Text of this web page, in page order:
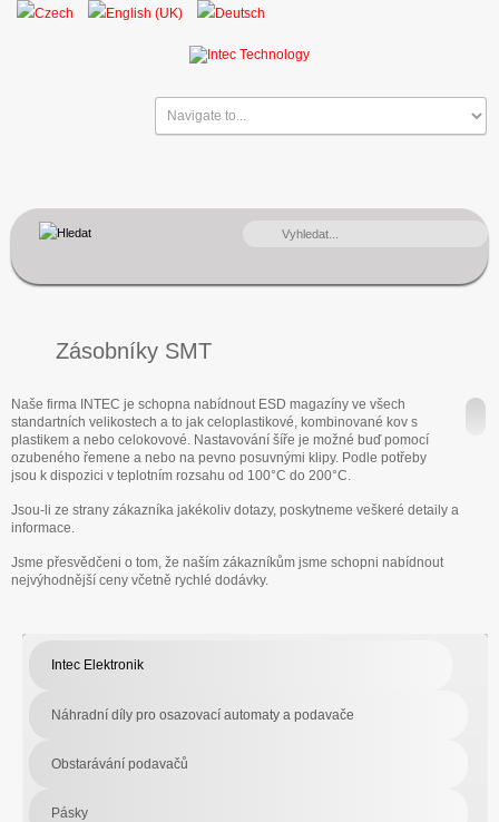
VYHLEDÁVÁNÍ...
Zásobníky SMT
Naše firma INTEC je schopna nabídnout ESD magazíny ve všech
standartních velikostech a to jak celoplastikové, kombinované kov s
plastikem a nebo celokovové. Nastavování šíře je možné buď pomocí
ozubeného řemene a nebo na pevno posuvnými klipy. Podle potřeby
jsou k dispozici v teplotním rozsahu od 100°C do 200°C.
Jsou-li ze strany zákazníka jakékoliv dotazy, poskytneme veškeré detaily a
informace.
Jsme přesvědčeni o tom, že naším zákazníkům jsme schopni nabídnout
nejvýhodnější ceny včetně rychlé dodávky.
Intec Elektronik
Náhradní díly pro osazovací automaty a podavače
Obstarávání podavačů
Pásky